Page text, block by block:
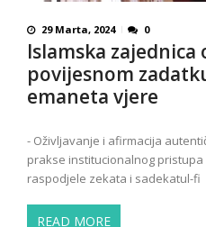
29 Marta, 2024 0
Islamska zajednica
povijesnom
emaneta vjere
- Oživljavanje i afirmacija
prakse institucionalnog
raspodjele zekata i sadekatul-fi
READ MORE